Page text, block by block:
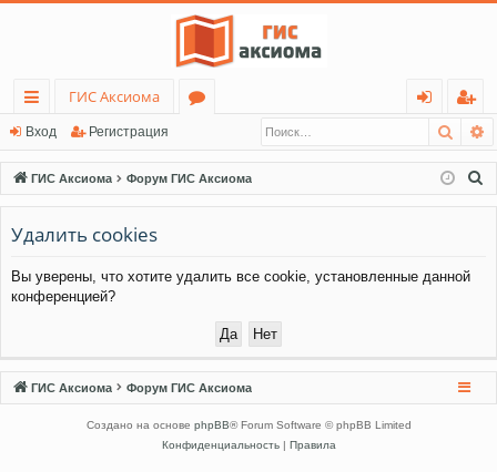
с
ы
лк
и
ГИС Аксиома
ру
м
д
ег
ис
тр
ия
Вход Регистрация
ГИС Аксиома Форум ГИС Аксиома
Удалить cookies
Вы уверены, что хотите удалить все cookie, установленные данной
конференцией?
ГИС Аксиома Форум ГИС Аксиома
Создано на основе phpBB® Forum Software © phpBB Limited
Конфиденциальность| Правила